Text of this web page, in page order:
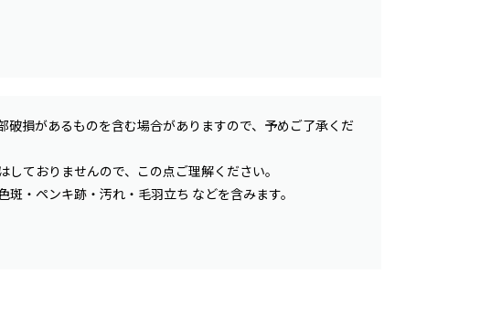
損があるものを含む場合がありますので、予めご了承くだ
ておりませんので、この点ご理解ください。
・ペンキ跡・汚れ・毛羽立ち などを含みます。